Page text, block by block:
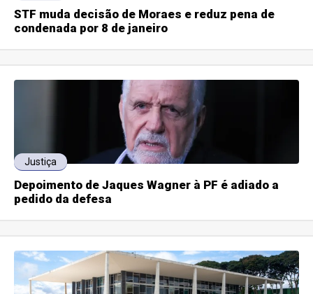
STF muda decisão de Moraes e reduz pena de
condenada por 8 de janeiro
Justiça
Depoimento de Jaques Wagner à PF é adiado a
pedido da defesa